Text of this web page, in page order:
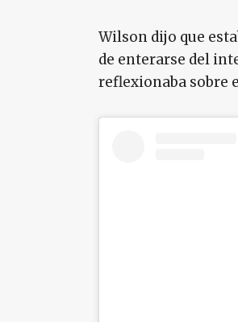
Wilson dijo que
de enterarse del
reflexionaba sobre